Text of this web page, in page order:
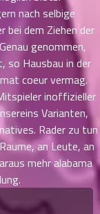
nach selbige
dem Ziehen der
genommen,
so Hausbau in der
coeur vermag.
inoffizieller
Varianten,
Rader zu tun
an Leute, an
mehr alabama